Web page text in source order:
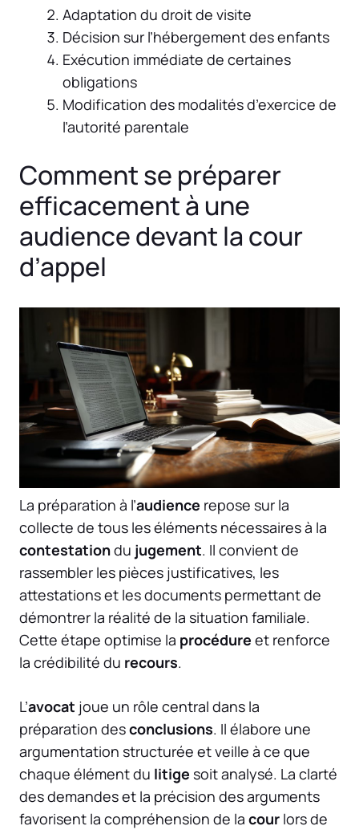
Adaptation du droit de visite
Décision sur l’hébergement des enfants
Exécution immédiate de certaines
obligations
Modification des modalités d’exercice de
l’autorité parentale
Comment se préparer
efficacement à une
audience devant la cour
d’appel
La préparation à l’audience repose sur la
collecte de tous les éléments nécessaires à la
contestationdu jugement. Il convient de
rassembler les pièces justificatives, les
attestations et les documents permettant de
démontrer la réalité de la situation familiale.
Cette étape optimise la procédure et renforce
la crédibilité du recours.
L’avocat joue un rôle central dans la
préparation desconclusions. Il élabore une
argumentation structurée et veille à ce que
chaque élément du litige soit analysé. La clarté
des demandes et la précision des arguments
favorisent la compréhension de la cour lors de